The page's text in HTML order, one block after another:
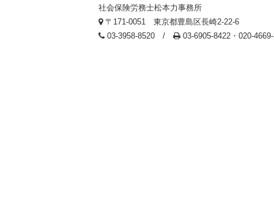
社会保険労務士松本力事務所
〒171-0051 東京都豊島区長崎2-22-6
03-3958-8520 /
03-6905-8422・020-